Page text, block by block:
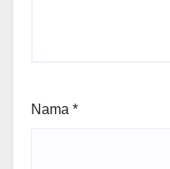
Nama *